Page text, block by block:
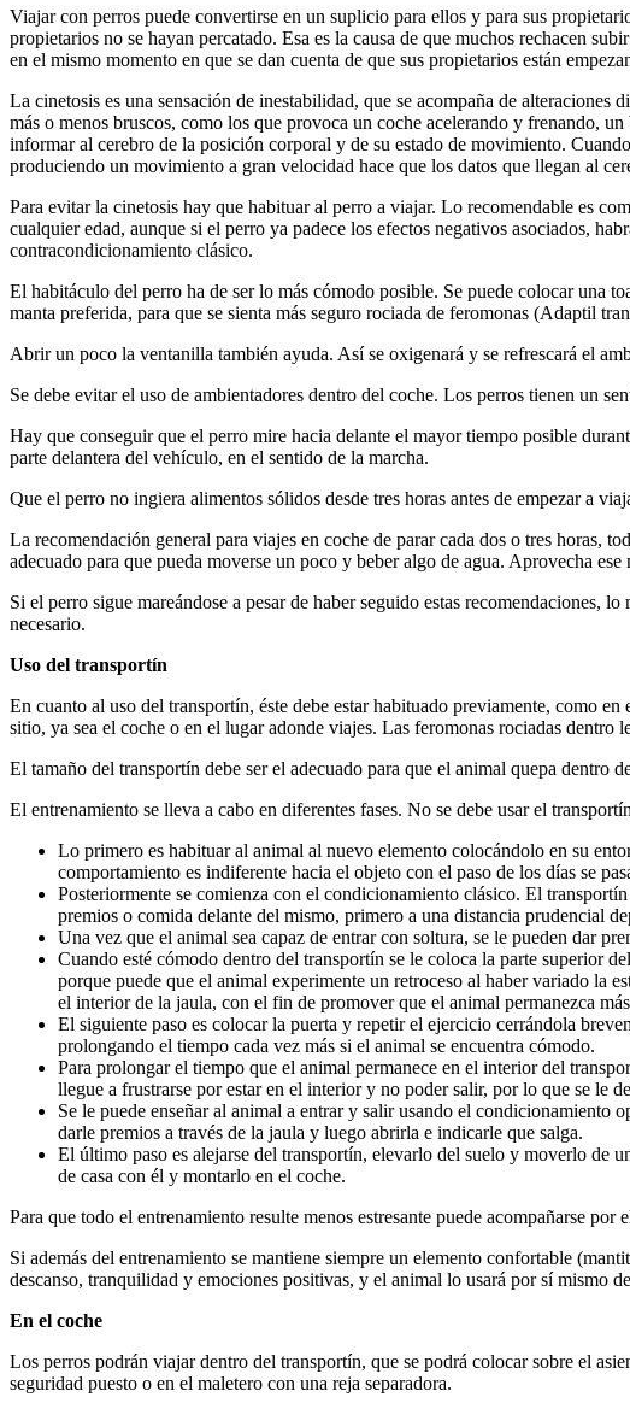
Viajar con perros puede convertirse en un suplicio para ellos y para sus
propietarios no se hayan percatado. Esa es la causa de que muchos rechacen
en el mismo momento en que se dan cuenta de que sus propietarios están
La cinetosis es una sensación de inestabilidad, que se acompaña de
más o menos bruscos, como los que provoca un coche acelerando y frenando,
informar al cerebro de la posición corporal y de su estado de movimiento.
produciendo un movimiento a gran velocidad hace que los datos que llegan al
Para evitar la cinetosis hay que habituar al perro a viajar. Lo recomendable es
cualquier edad, aunque si el perro ya padece los efectos negativos asociados,
contracondicionamiento clásico.
El habitáculo del perro ha de ser lo más cómodo posible. Se puede colocar una
manta preferida, para que se sienta más seguro rociada de feromonas (Adaptil
Abrir un poco la ventanilla también ayuda. Así se oxigenará y se refrescará el
Se debe evitar el uso de ambientadores dentro del coche. Los perros tienen un
Hay que conseguir que el perro mire hacia delante el mayor tiempo posible
parte delantera del vehículo, en el sentido de la marcha.
Que el perro no ingiera alimentos sólidos desde tres horas antes de empezar a
La recomendación general para viajes en coche de parar cada dos o tres horas,
adecuado para que pueda moverse un poco y beber algo de agua. Aprovecha
Si el perro sigue mareándose a pesar de haber seguido estas recomendaciones,
necesario.
Uso del transportín
En cuanto al uso del transportín, éste debe estar habituado previamente, como
sitio, ya sea el coche o en el lugar adonde viajes. Las feromonas rociadas dentro
El tamaño del transportín debe ser el adecuado para que el animal quepa dentro
El entrenamiento se lleva a cabo en diferentes fases. No se debe usar el
Lo primero es habituar al animal al nuevo elemento colocándolo en su
comportamiento es indiferente hacia el objeto con el paso de los días se
Posteriormente se comienza con el condicionamiento clásico. El
premios o comida delante del mismo, primero a una distancia prudencial
Una vez que el animal sea capaz de entrar con soltura, se le pueden dar
Cuando esté cómodo dentro del transportín se le coloca la parte superior
porque puede que el animal experimente un retroceso al haber variado la
el interior de la jaula, con el fin de promover que el animal permanezca
El siguiente paso es colocar la puerta y repetir el ejercicio cerrándola
prolongando el tiempo cada vez más si el animal se encuentra cómodo.
Para prolongar el tiempo que el animal permanece en el interior del
llegue a frustrarse por estar en el interior y no poder salir, por lo que se le
Se le puede enseñar al animal a entrar y salir usando el condicionamiento
darle premios a través de la jaula y luego abrirla e indicarle que salga.
El último paso es alejarse del transportín, elevarlo del suelo y moverlo de
de casa con él y montarlo en el coche.
Para que todo el entrenamiento resulte menos estresante puede acompañarse
Si además del entrenamiento se mantiene siempre un elemento confortable
descanso, tranquilidad y emociones positivas, y el animal lo usará por sí mismo
En el coche
Los perros podrán viajar dentro del transportín, que se podrá colocar sobre el
seguridad puesto o en el maletero con una reja separadora.